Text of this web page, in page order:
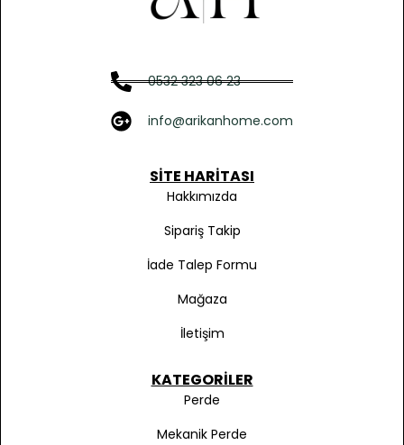
0532 323 06 23
info@arikanhome.com
SITE HARITASI
Hakkımızda
Sipariş Takip
İade Talep Formu
Mağaza
İletişim
KATEGORILER
Perde
Mekanik Perde